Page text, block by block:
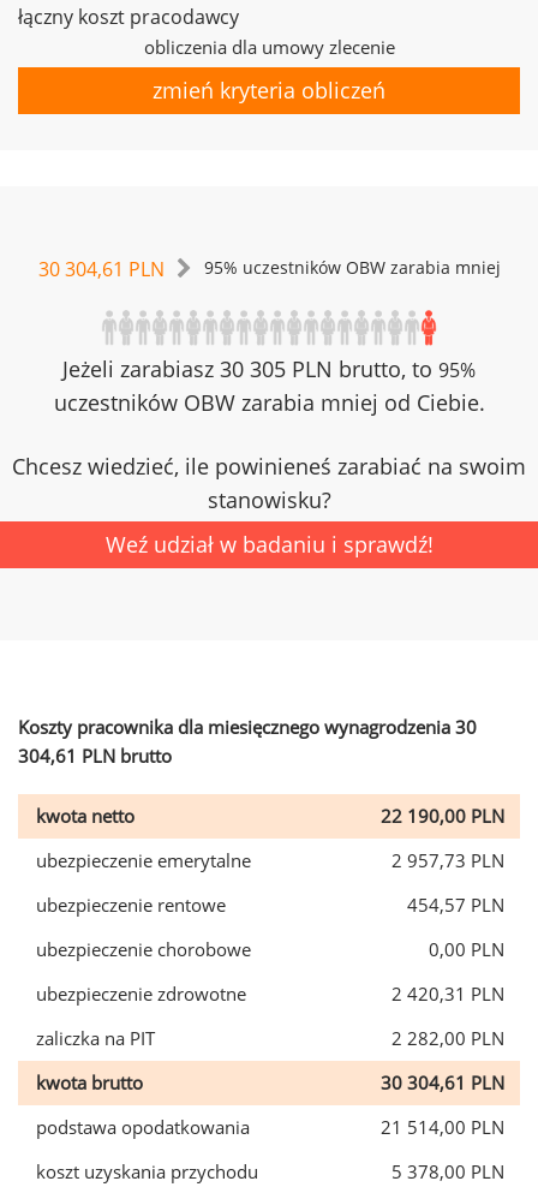
łączny koszt pracodawcy
obliczenia dla umowy zlecenie
zmień kryteria obliczeń
30 304,61 PLN 95% uczestników OBW zarabia mniej
Jeżeli zarabiasz 30 305 PLN brutto, to 95%
uczestników OBW zarabia mniej od Ciebie.
Chcesz wiedzieć, ile powinieneś zarabiać na swoim
stanowisku?
Weź udział w badaniu i sprawdź!
Koszty pracownika dla miesięcznego wynagrodzenia 30
304,61 PLN brutto
kwota netto
22 190,00 PLN
ubezpieczenie emerytalne
2 957,73 PLN
ubezpieczenie rentowe
454,57 PLN
ubezpieczenie chorobowe
0,00 PLN
ubezpieczenie zdrowotne
2 420,31 PLN
zaliczka na PIT
2 282,00 PLN
kwota brutto
30 304,61 PLN
podstawa opodatkowania
21 514,00 PLN
koszt uzyskania przychodu
5 378,00 PLN